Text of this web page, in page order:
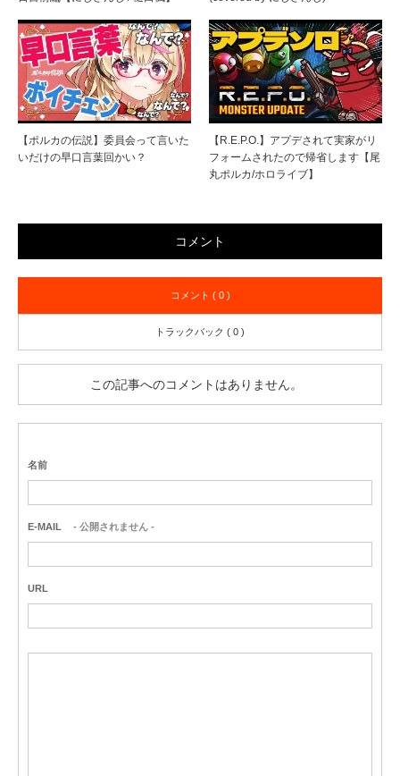
【ポルカの伝説】委員会って言いた
いだけの早口言葉回かい？
【R.E.P.O.】アプデされて実家がリ
フォームされたので帰省します【尾
丸ポルカ/ホロライブ】
コメント
コメント ( 0 )
トラックバック ( 0 )
この記事へのコメントはありません。
名前
E-MAIL - 公開されません -
URL